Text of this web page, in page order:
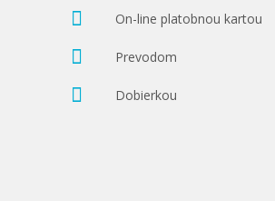
On-line platobnou kartou
Prevodom
Dobierkou